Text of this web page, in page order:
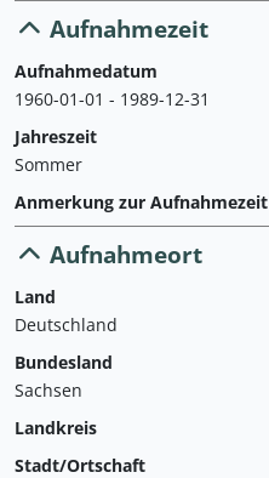
Aufnahmezeit
Aufnahmedatum
1960-01-01 - 1989-12-31
Jahreszeit
Sommer
Anmerkung zur Aufnahmezeit
Aufnahmeort
Land
Deutschland
Bundesland
Sachsen
Landkreis
Stadt/Ortschaft